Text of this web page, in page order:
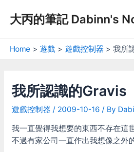
大丙的筆記 Dabinn's
Home 遊戲 遊戲控制器 我所
我所認識的Gravis
遊戲控制器 / 2009-10-16 / By
我一直覺得我想要的東西不存在這
不過有家公司一直作出我想像之外